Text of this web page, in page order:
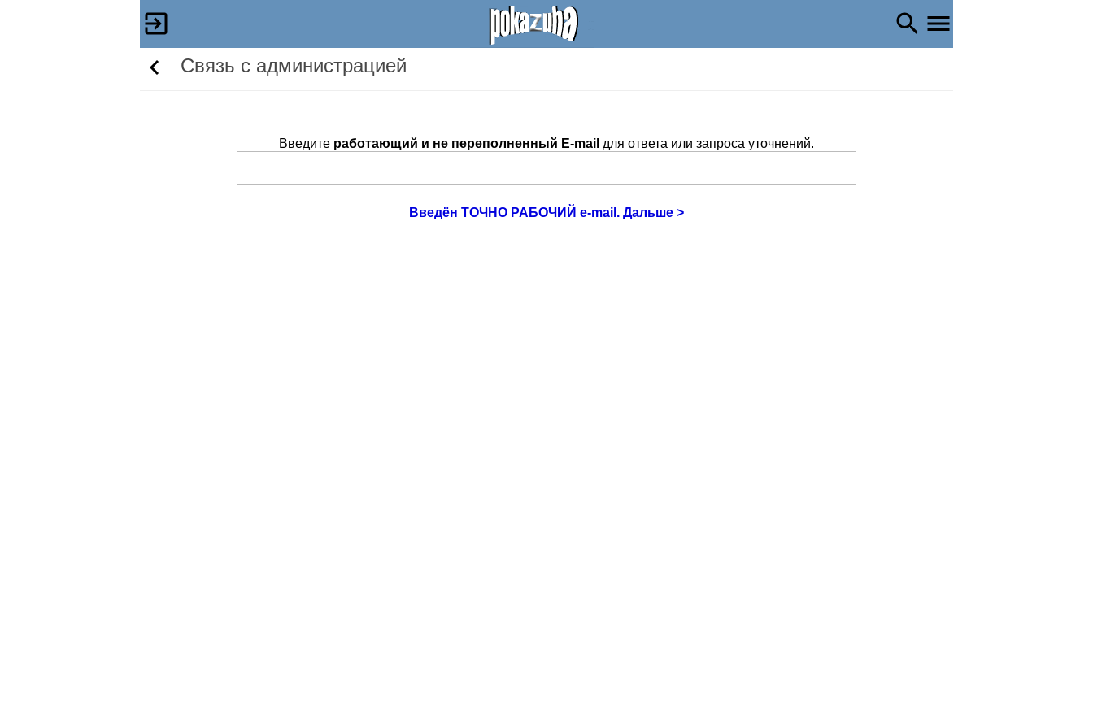
Связь c администрацией
Введите работающий и не переполненный E-mail для ответа или запроса уточнений.
Введён ТОЧНО РАБОЧИЙ e-mail. Дальше >